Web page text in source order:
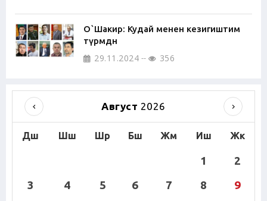
О`Шакир: Кудай менен кезигиштим
түрмөдөн
29.11.2024 356
Август 2026
Дш Шш Шр Бш Жм Иш Жк
1
2
3
4 5 6 7 8
9